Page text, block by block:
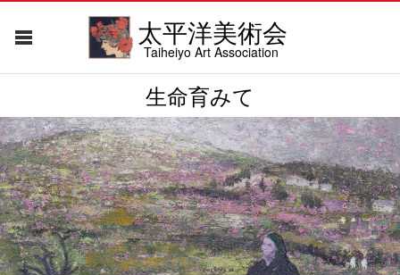
太平洋美術会
Taiheiyo Art Association
生命育みて